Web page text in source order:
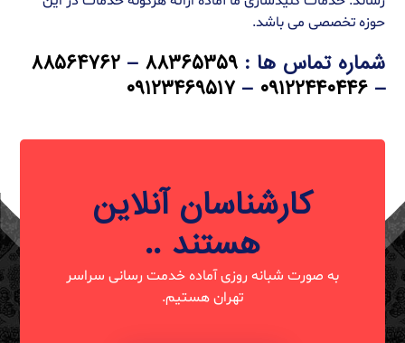
حوزه تخصصی می باشد.
شماره تماس ها :۸۸۳۶۵۳۵۹ –۸۸۵۶۴۷۶۲
–۰۹۱۲۲۴۴۰۴۴۶ –۰۹۱۲۳۴۶۹۵۱۷
کارشناسان آنلاین
هستند ..
به صورت شبانه روزی آماده خدمت رسانی سراسر
تهران هستیم.